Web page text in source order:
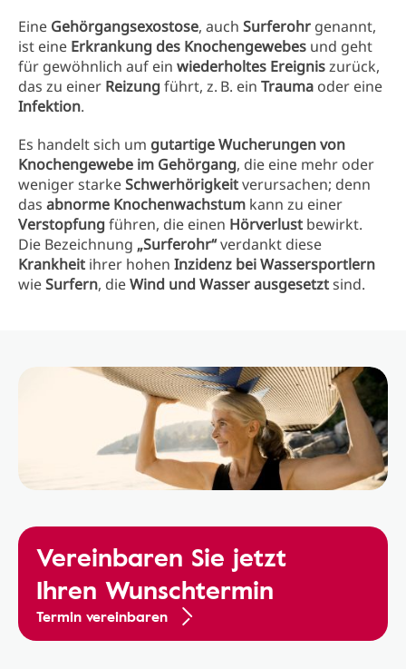
Eine Gehörgangsexostose, auch Surferohr genannt,
ist eine Erkrankung des Knochengewebes und geht
für gewöhnlich auf ein wiederholtes Ereigniszurück,
das zu einer Reizungführt, z. B. ein Trauma oder eine
Infektion.
Es handelt sich um gutartige Wucherungen von
Knochengewebe im Gehörgang, die eine mehr oder
weniger starkeSchwerhörigkeitverursachen; denn
das abnorme Knochenwachstum kann zu einer
Verstopfungführen, die einen Hörverlust bewirkt.
Die Bezeichnung „Surferohr“verdankt diese
Krankheit ihrer hohen Inzidenz bei Wassersportlern
wieSurfern, dieWind und Wasser ausgesetztsind.
Vereinbaren Sie jetzt
Ihren Wunschtermin
Termin vereinbaren